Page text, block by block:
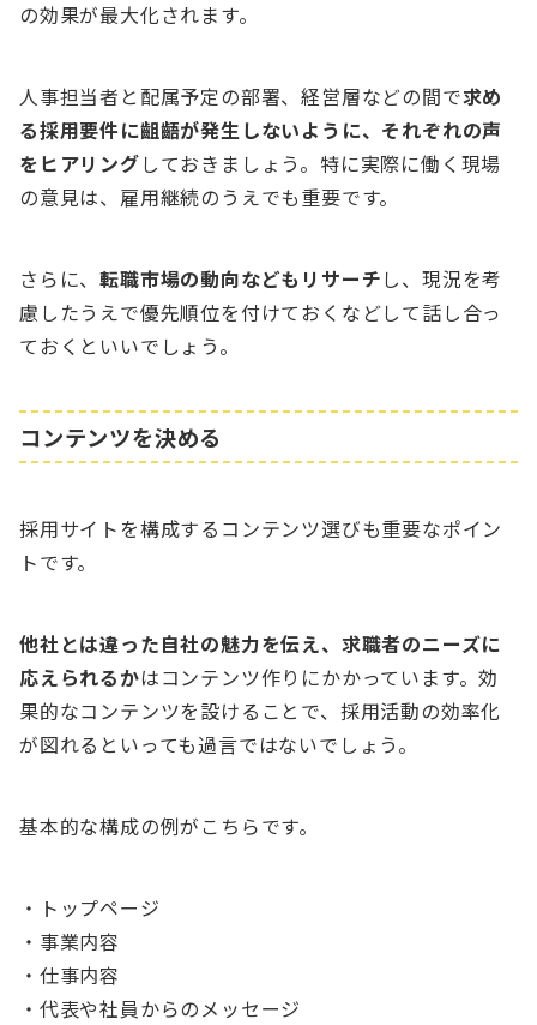
の効果が最大化されます。
人事担当者と配属予定の部署、経営層などの間で求め
る採用要件に齟齬が発生しないように、それぞれの声
をヒアリングしておきましょう。特に実際に働く現場
の意見は、雇用継続のうえでも重要です。
さらに、転職市場の動向などもリサーチし、現況を考
慮したうえで優先順位を付けておくなどして話し合っ
ておくといいでしょう。
コンテンツを決める
採用サイトを構成するコンテンツ選びも重要なポイン
トです。
他社とは違った自社の魅力を伝え、求職者のニーズに
応えられるかはコンテンツ作りにかかっています。効
果的なコンテンツを設けることで、採用活動の効率化
が図れるといっても過言ではないでしょう。
基本的な構成の例がこちらです。
・トップページ
・事業内容
・仕事内容
・代表や社員からのメッセージ